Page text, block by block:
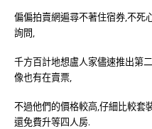
偏偏拍賣網遍尋不著住宿券,不死
詢問,
千方百計地想盧人家儘速推出第
像也有在賣票,
不過他們的價格較高,仔細比較套
還免費升等四人房.